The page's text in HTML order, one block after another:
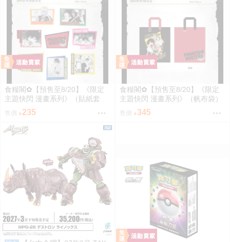
食糧閣✿【預售至8/20】《限定
主題快閃 漫畫系列》（貼紙套
裝）惡靈剋星／幻影敢死隊／主
題快閃／宍喰野虎落／是岸遊人
／觀崎薰／多聞康太郎／壹宮昊
售價 235
食糧閣✿【預售至8/20】《限定
主題快閃 漫畫系列》（帆布袋）
惡靈剋星／幻影敢死隊／主題快
閃／宍喰野虎落／是岸遊人／觀
售價 345